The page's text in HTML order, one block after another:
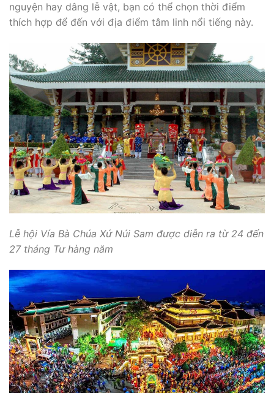
nguyện hay dâng lễ vật, bạn có thể chọn thời điểm
thích hợp để đến với địa điểm tâm linh nổi tiếng này.
Lễ hội Vía Bà Chúa Xứ Núi Sam được diễn ra từ 24 đến
27 tháng Tư hàng năm